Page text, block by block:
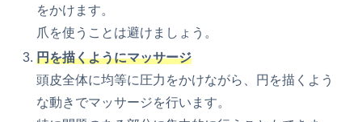
をかけます。
爪を使うことは避けましょう。
円を描くようにマッサージ
頭皮全体に均等に圧力をかけながら、円を描くよう
な動きでマッサージを行います。